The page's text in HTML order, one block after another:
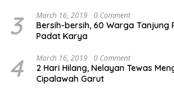
3 March 16, 2019 0 Comment
Bersih-bersih, 60 Warga Tanjung
Padat Karya
4 March 16, 2019 0 Comment
2 Hari Hilang, Nelayan Tewas
Cipalawah Garut